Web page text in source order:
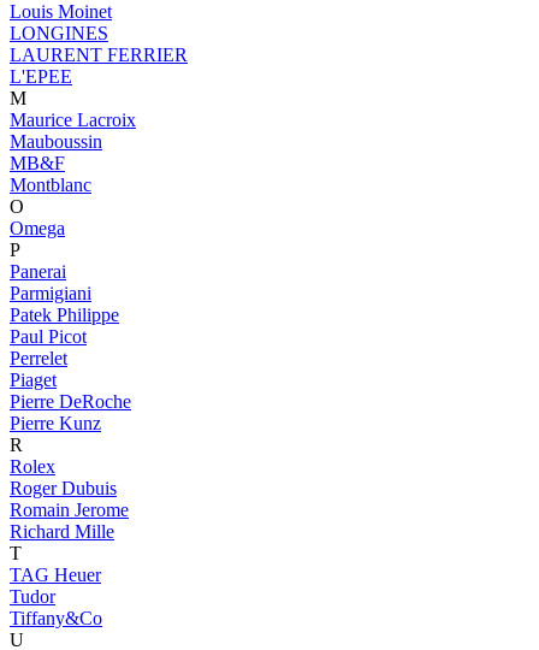
Louis Moinet
LONGINES
LAURENT FERRIER
L'EPEE
M
Maurice Lacroix
Mauboussin
MB&F
Montblanc
O
Omega
P
Panerai
Parmigiani
Patek Philippe
Paul Picot
Perrelet
Piaget
Pierre DeRoche
Pierre Kunz
R
Rolex
Roger Dubuis
Romain Jerome
Richard Mille
T
TAG Heuer
Tudor
Tiffany&Co
U